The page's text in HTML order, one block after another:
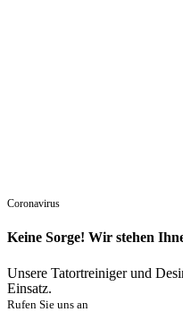
Coronavirus
Keine Sorge! Wir stehen
Unsere Tatortreiniger und
Einsatz.
Rufen Sie uns an